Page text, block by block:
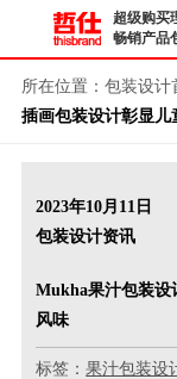
超级购买
畅销产品
所在位置： 包装设计
插画包装设计彰显儿
2023年10月11日
包装设计资讯
Mukha果汁包装设
风味
标签：果汁包装设